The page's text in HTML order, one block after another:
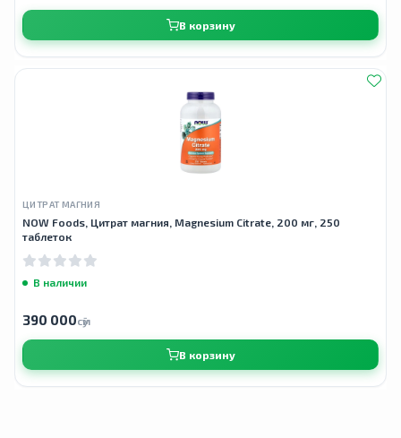
В корзину
ЦИТРАТ МАГНИЯ
NOW Foods, Цитрат магния, Magnesium Citrate, 200 мг, 250
таблеток
В наличии
390 000сӯм
В корзину